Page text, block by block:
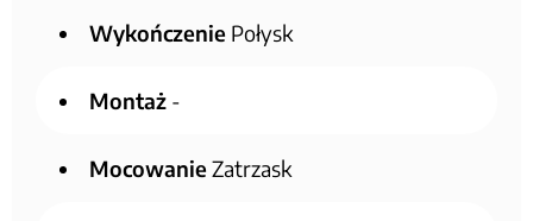
Wykończenie Połysk
Montaż -
MocowanieZatrzask